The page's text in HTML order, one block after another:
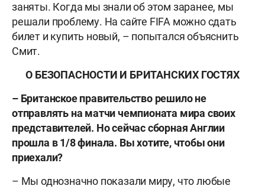
заняты. Когда мы знали об этом заранее, мы
решали проблему. На сайте FIFA можно сдать
билет и купить новый, – попытался объяснить
Смит.
О БЕЗОПАСНОСТИ И БРИТАНСКИХ ГОСТЯХ
– Британское правительство решило не
отправлять на матчи чемпионата мира своих
представителей. Но сейчас сборная Англии
прошла в 1/8 финала. Вы хотите, чтобы они
приехали?
– Мы однозначно показали миру, что любые